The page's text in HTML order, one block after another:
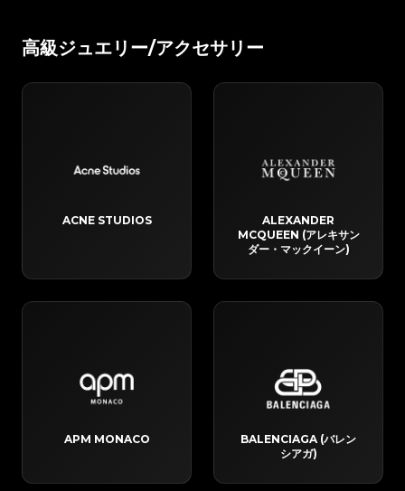
高級ジュエリー/アクセサリー
ACNE STUDIOS
ALEXANDER
MCQUEEN (アレキサン
ダー・マックイーン)
APM MONACO
BALENCIAGA (バレン
シアガ)